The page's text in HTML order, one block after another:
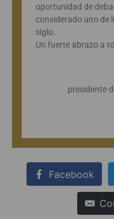
oportunidad de
considerado uno de
siglo.
Un fuerte abrazo a
presidente
Facebook